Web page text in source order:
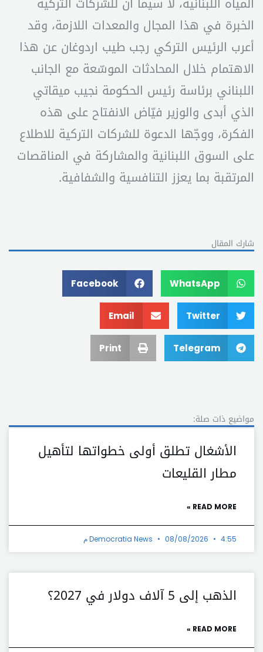
الخبرة في هذا المجال والمعدات اللازمة، وقد
أعرب الرئيس التركي رجب طيب اردوغان عن هذا
الاهتمام خلال المحادثات الموسّعة مع الجانب
اللبناني برئاسة رئيس الحكومة نجيب ميقاتي
الذي أبدى والوزير فيّاض الانفتاح على هذه
الفكرة، ووجّها الدعوة للشركات التركية للاطلاع
على السوق اللبنانية والمشاركة في المناقصات
المرتقبة بما يعزز التنافسية والشفافية.
شارك المقال
WhatsApp
Facebook
Twitter
Email
Telegram
Print
مواضيع ذات صلة:
الأشغال تطلق أولى خطواتها لتأهيل
مطار القليعات
READ MORE »
Democratia News 08/08/2026 4:55 م
الذهب إلى 5 آلاف دولار في 2027؟
READ MORE »